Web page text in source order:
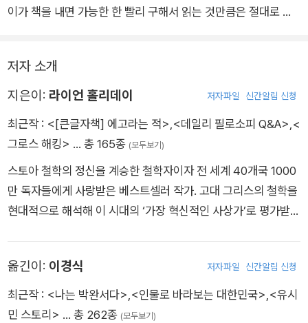
이가 책을 내면 가능한 한 빨리 구해서 읽는 것만큼은 절대로 어
저자 소개
지은이: 라이언 홀리데이 저자파일 신간알림 신청
최근작 : <[큰글자책] 에고라는 적>,<데일리 필로소피 Q&A>,<
그로스 해킹> … 총 165종 (모두보기)
스토아 철학의 정신을 계승한 철학자이자 전 세계 40개국 1000
만 독자들에게 사랑받은 베스트셀러 작가. 고대 그리스의 철학을
현대적으로 해석해 이 시대의 ‘가장 혁신적인 사상가’로 평가받는
필로소피』를 비롯해, 『에고라는 적』, 『스토아 수업』, 스토아철학
4부작 시리즈 등 그가 집필한 책은 모두 〈아마존〉과 《뉴욕 타임
스》 베스트셀러 목록에 올랐다. 구독자 194만 명에 달하는 유튜
옮긴이: 이경식 저자파일 신간알림 신청
최근작 : <나는 박완서다>,<인물로 바라보는 대한민국>,<유시
민 스토리> … 총 262종 (모두보기)